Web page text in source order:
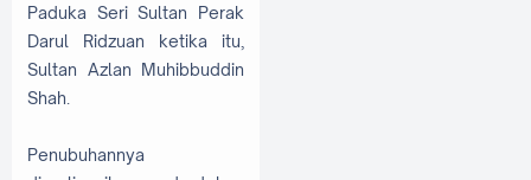
Paduka Seri Sultan Perak
Darul Ridzuan ketika itu,
Sultan Azlan Muhibbuddin
Shah.
Penubuhannya